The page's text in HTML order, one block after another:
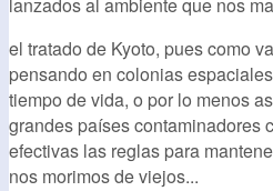
lanzados al ambiente que nos
el tratado de Kyoto, pues como
pensando en colonias
tiempo de vida, o por lo menos
grandes países contaminadores
efectivas las reglas para
nos morimos de viejos...